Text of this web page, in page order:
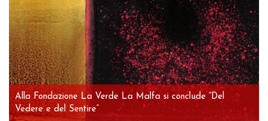
Alla Fondazione La Verde La Malfa si conclude “Del
Vedere e del Sentire”